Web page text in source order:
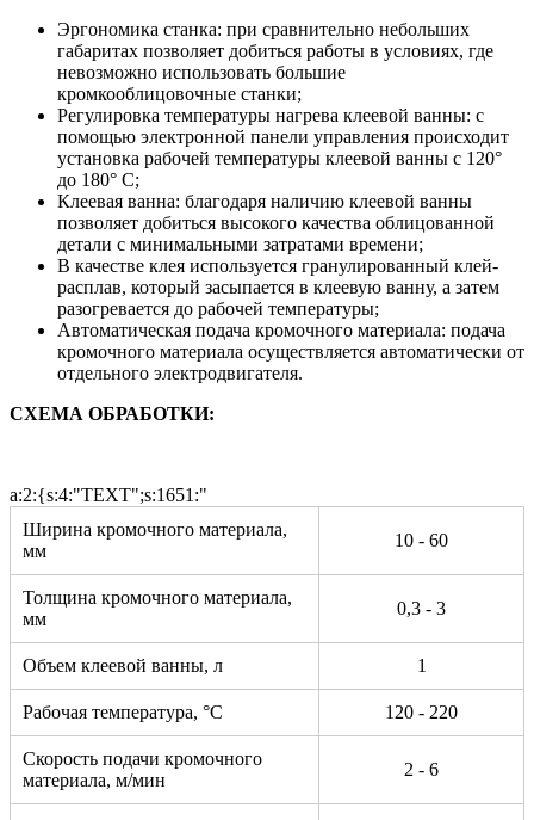
Эргономика станка: при сравнительно небольших
габаритах позволяет добиться работы в условиях, где
невозможно использовать большие
кромкооблицовочные станки;
Регулировка температуры нагрева клеевой ванны: с
помощью электронной панели управления происходит
установка рабочей температуры клеевой ванны с 120°
до 180° С;
Клеевая ванна: благодаря наличию клеевой ванны
позволяет добиться высокого качества облицованной
детали с минимальными затратами времени;
В качестве клея используется гранулированный клей-
расплав, который засыпается в клеевую ванну, а затем
разогревается до рабочей температуры;
Автоматическая подача кромочного материала: подача
кромочного материала осуществляется автоматически от
отдельного электродвигателя.
СХЕМА ОБРАБОТКИ:
a:2:{s:4:"TEXT";s:1651:"
Ширина кромочного материала,
мм
10 - 60
Толщина кромочного материала,
мм
0,3 - 3
Объем клеевой ванны, л 1
Рабочая температура, °С 120 - 220
Скорость подачи кромочного
материала, м/мин
2 - 6